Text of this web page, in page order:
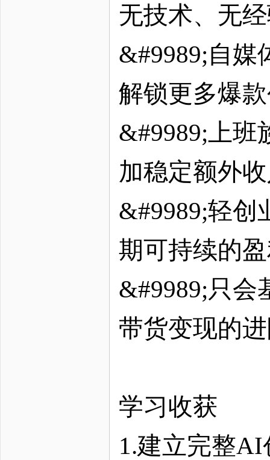
无技术、无
&#9989;自媒
解锁更多爆
&#9989;上班
加稳定额外
&#9989;轻创
期可持续的
&#9989;只会
带货变现的
学习收获
1.建立完整